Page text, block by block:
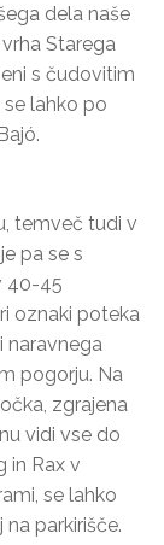
dela naše
Starega
s čudovitim
lahko po
temveč tudi v
pa se s
40-45
oznaki poteka
naravnega
pogorju. Na
zgrajena
vidi vse do
in Rax v
se lahko
parkirišče.